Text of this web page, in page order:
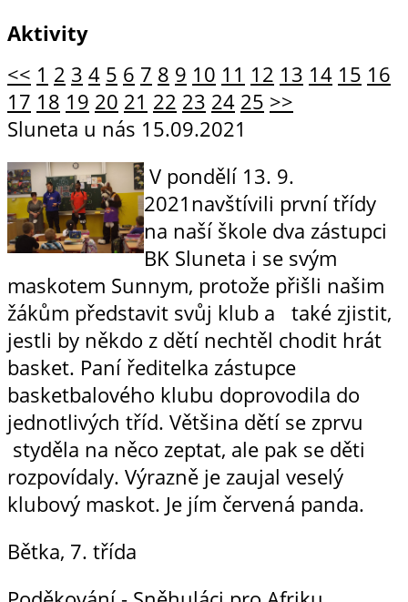
Aktivity
<< 1 2 3 4 5 6 7 8 9 10 11 12 13 14 15 16
17 18 19 20 21 22 23 24 25 >>
Sluneta u nás 15.09.2021
V pondělí 13. 9.
2021navštívili první třídy
na naší škole dva zástupci
BK Sluneta i se svým
maskotem Sunnym, protože přišli našim
žákům představit svůj klub a také zjistit,
jestli by někdo z dětí nechtěl chodit hrát
basket. Paní ředitelka zástupce
basketbalového klubu doprovodila do
jednotlivých tříd. Většina dětí se zprvu
styděla na něco zeptat, ale pak se děti
rozpovídaly. Výrazně je zaujal veselý
klubový maskot. Je jím červená panda.
Bětka, 7. třída